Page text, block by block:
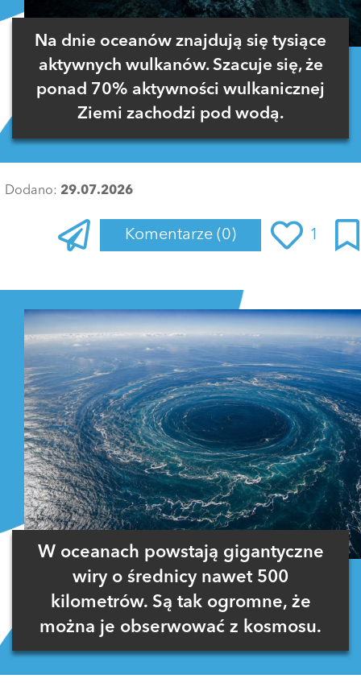
Na dnie oceanów znajdują się tysiące
aktywnych wulkanów. Szacuje się, że
ponad 70% aktywności wulkanicznej
Ziemi zachodzi pod wodą.
Dodano: 29.07.2026
Komentarze (0) 1
W oceanach powstają gigantyczne
wiry o średnicy nawet 500
kilometrów. Są tak ogromne, że
można je obserwować z kosmosu.